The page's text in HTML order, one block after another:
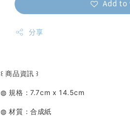
Add
分享
꒰ 商品資訊 ꒱
◍ 規格：7.7cm x 14.5cm
◍ 材質：合成紙